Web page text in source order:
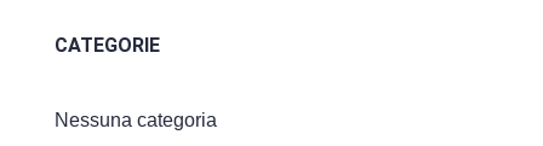
CATEGORIE
Nessuna categoria